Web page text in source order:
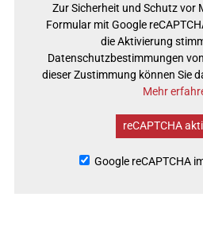
Zur Sicherheit und Schutz vor
Formular mit Google
die Aktivierung
Datenschutzbestimmungen
dieser Zustimmung können Sie
Mehr
reCAPTCHA
Google reCAPTCHA